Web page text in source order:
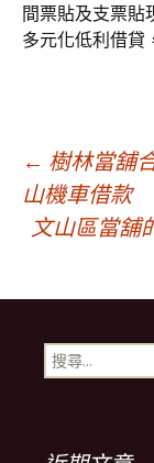
間票貼及支票貼
多元化低利借貸
文
章
導
覽
← 樹林當舖
山機車借款
文山區當舖
搜
尋